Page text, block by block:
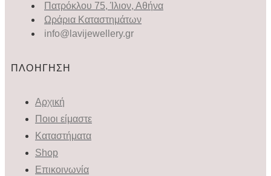
Πατρόκλου 75, Ίλιον, Αθήνα
Ωράρια Καταστημάτων
info@lavijewellery.gr
ΠΛΟΗΓΗΣΗ
Αρχική
Ποιοι είμαστε
Καταστήματα
Shop
Επικοινωνία